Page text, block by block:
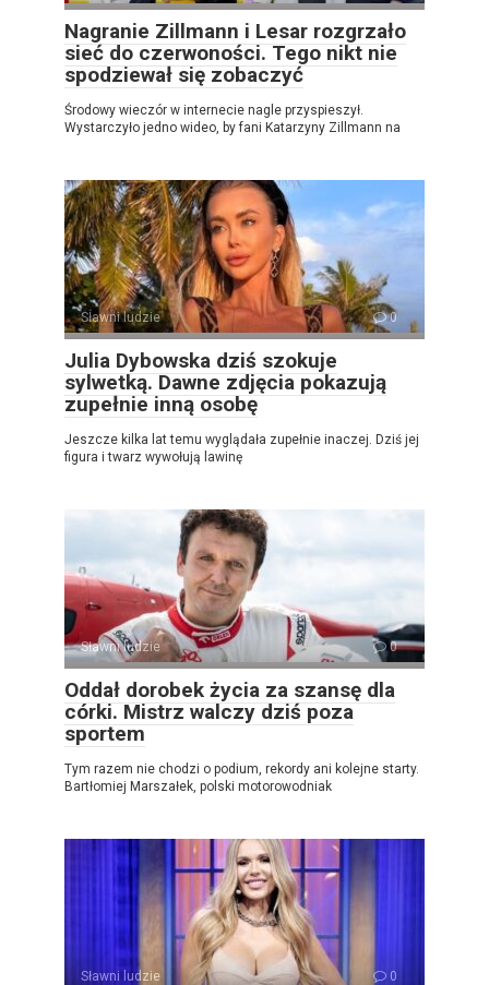
Nagranie Zillmann i Lesar rozgrzało
sieć do czerwoności. Tego nikt nie
spodziewał się zobaczyć
Środowy wieczór w internecie nagle przyspieszył.
Wystarczyło jedno wideo, by fani Katarzyny Zillmann na
Sławni ludzie 0
Julia Dybowska dziś szokuje
sylwetką. Dawne zdjęcia pokazują
zupełnie inną osobę
Jeszcze kilka lat temu wyglądała zupełnie inaczej. Dziś jej
figura i twarz wywołują lawinę
Sławni ludzie 0
Oddał dorobek życia za szansę dla
córki. Mistrz walczy dziś poza
sportem
Tym razem nie chodzi o podium, rekordy ani kolejne starty.
Bartłomiej Marszałek, polski motorowodniak
Sławni ludzie 0